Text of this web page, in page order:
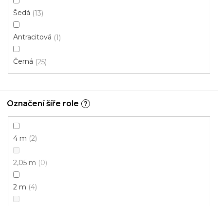
k
Šedá 13
Antracitová 1
Černá 25
Označení šíře role ?
4 m 2
2,05 m 0
2 m 4
Čistící zóna NOVA NOP /gel 19 béžová
Skladem externě, odesíláme do 2-3 dnů